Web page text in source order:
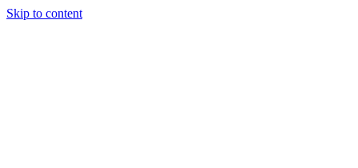
Skip to content